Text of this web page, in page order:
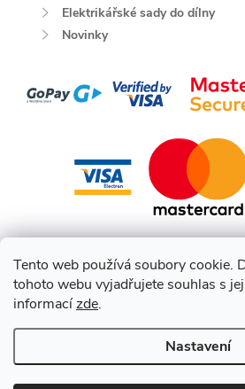
Tento web používá soubory cookie.
tohoto webu vyjadřujete souhlas s
informacízde.
Nastavení
Elektrikářské sady do dílny
Novinky
Copyright 2026HEPCO BECKER CZ.